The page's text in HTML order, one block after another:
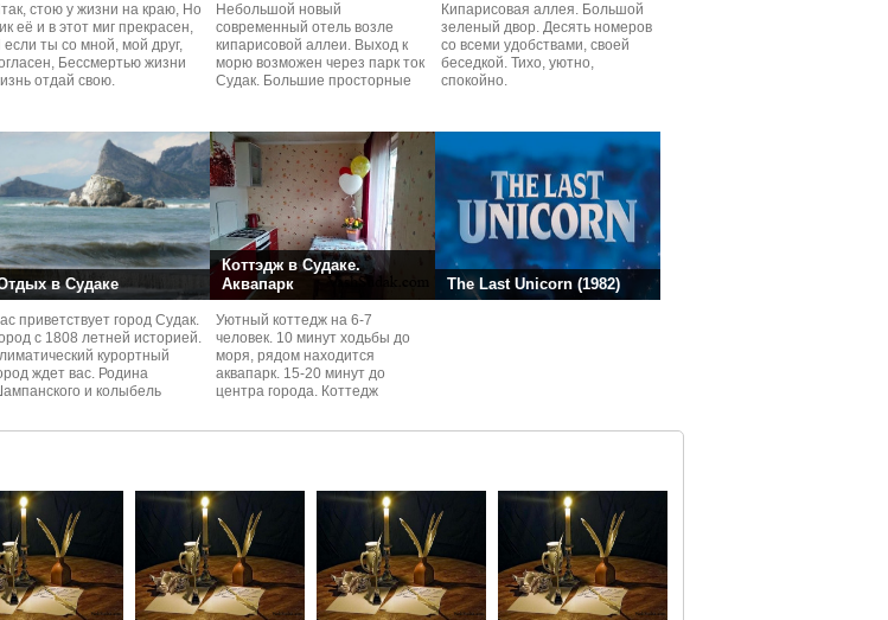
стою у жизни на краю, Но
её и в этот миг прекрасен,
если ты со мной, мой друг,
Бессмертью жизни
отдай свою.
Небольшой новый
современный отель возле
кипарисовой аллеи. Выход к
морю возможен через парк ток
Судaк. Большие просторные
Кипарисовая аллея. Большой
зеленый двор. Десять номеров
со всеми удобствами, своей
беседкой. Тихо, уютно,
спокойно.
в Судаке
приветствует город Судак.
с 1808 летней историей.
курортный
ждет вас. Родина
и колыбель
Коттэдж в Судаке.
Аквапарк
Уютный коттедж на 6-7
человек. 10 минут ходьбы до
моря, рядом находится
аквапарк. 15-20 минут до
центра города. Коттедж
The Last Unicorn (1982)